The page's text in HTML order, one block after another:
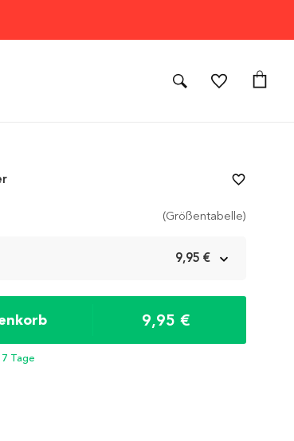
(Größentabelle)
9,95 €
9,95 €
Tage
favorite_border